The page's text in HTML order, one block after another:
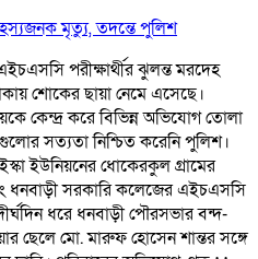
মৃত্যু, তদন্তে পুলিশ
পরীক্ষার্থীর ঝুলন্ত মরদেহ
শোকের ছায়া নেমে এসেছে।
কেন্দ্র করে বিভিন্ন অভিযোগ তোলা
সত্যতা নিশ্চিত করেনি পুলিশ।
ইউনিয়নের ধোকেরকুল গ্রামের
ধনবাড়ী সরকারি কলেজের এইচএসসি
ধরে ধনবাড়ী পৌরসভার বন্দ-
ছেলে মো. মারুফ হোসেন শান্তর সঙ্গে